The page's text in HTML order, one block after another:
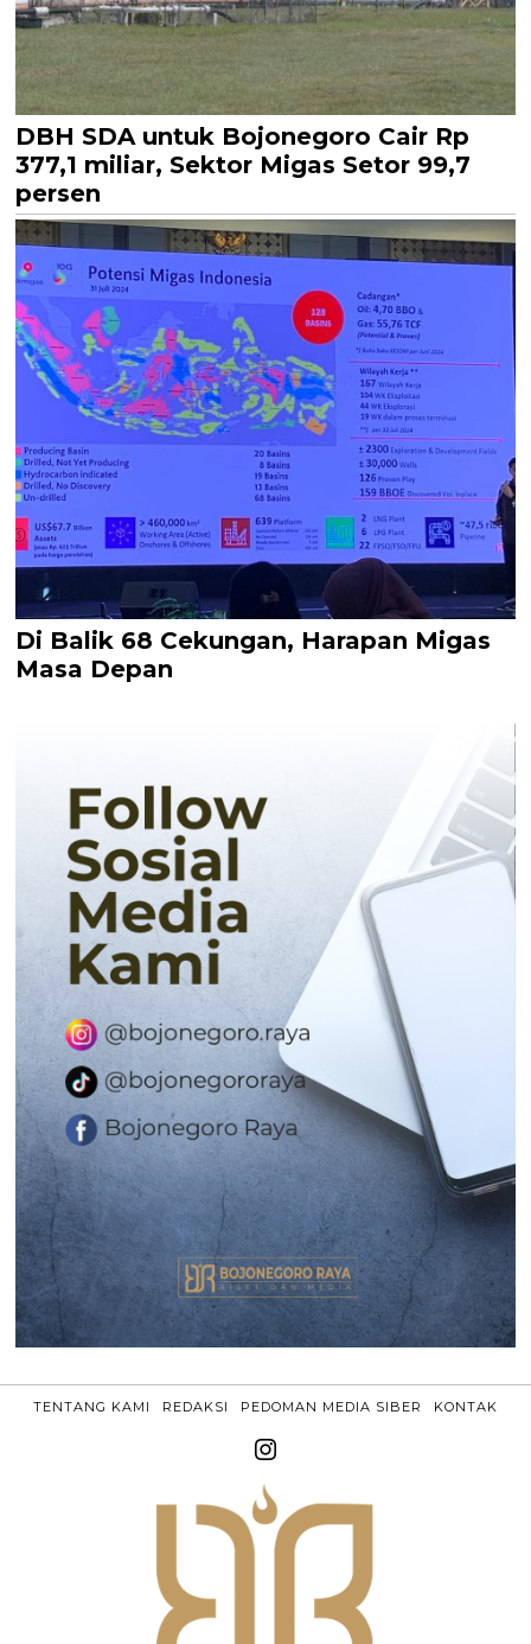
DBH SDA untuk Bojonegoro Cair Rp
377,1 miliar, Sektor Migas Setor 99,7
persen
Di Balik 68 Cekungan, Harapan Migas
Masa Depan
TENTANG KAMI REDAKSI PEDOMAN MEDIA SIBER KONTAK